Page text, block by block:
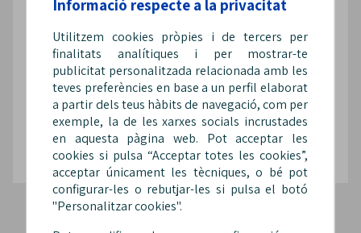
Segueix-nos a les xarxes
@Sip_fepol@SipFepol@sipfepol
Informació respecte a la privacitat
Utilitzem cookies pròpies i de tercers per
finalitats analítiques i per mostrar-te
publicitat personalitzada relacionada amb les
teves preferències en base a un perfil elaborat
a partir dels teus hàbits de navegació, com per
exemple, la de les xarxes socials incrustades
en aquesta pàgina web. Pot acceptar les
cookies si pulsa “Acceptar totes les cookies”,
acceptar únicament les tècniques, o bé pot
configurar-les o rebutjar-les si pulsa el botó
"Personalitzar cookies".